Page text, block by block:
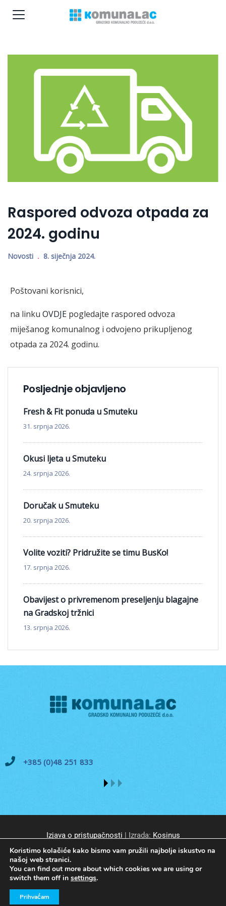
Raspored odvoza otpada za
2024. godinu
Novosti 8. siječnja 2024.
Poštovani korisnici,
na linku OVDJE pogledajte raspored odvoza
miješanog komunalnog i odvojeno prikupljenog
otpada za 2024. godinu.
Posljednje objavljeno
Fresh & Fit ponuda u Smuteku
31. srpnja 2026.
Okusi ljeta u Smuteku
24. srpnja 2026.
Doručak u Smuteku
20. srpnja 2026.
Volite voziti? Pridružite se timu BusKo!
17. srpnja 2026.
Obavijest o privremenom preseljenju blagajne
na Gradskoj tržnici
13. srpnja 2026.
+385 (0)48 251 833
Izjava o pristupačnosti | Izrada: Kosinus
© GKP Komunalac Koprivnica d.o.o. Sva prava pridržana.
Koristimo kolačiće kako bismo vam pružili najbolje iskustvo na
našoj web stranici.
You can find out more about which cookies we are using or
switch them off in settings.
Prihvaćam